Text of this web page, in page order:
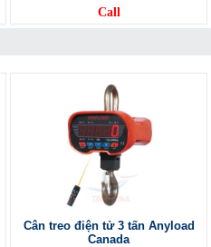
Call
Cân treo điện tử 3 tấn Anyload
Canada